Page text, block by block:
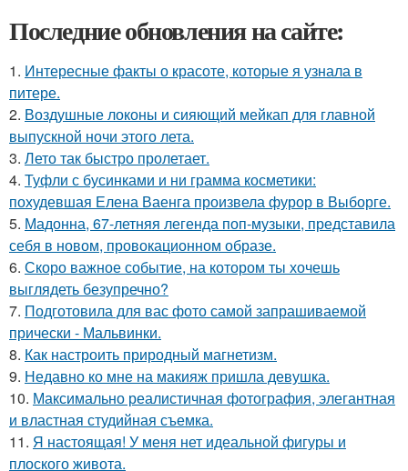
Последние обновления на сайте:
1. Интересные факты о красоте, которые я узнала в
питере.
2. Воздушные локоны и сияющий мейкап для главной
выпускной ночи этого лета.
3. Лето так быстро пролетает.
4. Туфли с бусинками и ни грамма косметики:
похудевшая Елена Ваенга произвела фурор в Выборге.
5. Мадонна, 67-летняя легенда поп-музыки, представила
себя в новом, провокационном образе.
6. Скоро важное событие, на котором ты хочешь
выглядеть безупречно?
7. Подготовила для вас фото самой запрашиваемой
прически - Мальвинки.
8. Как настроить природный магнетизм.
9. Недавно ко мне на макияж пришла девушка.
10. Максимально реалистичная фотография, элегантная
и властная студийная съемка.
11. Я настоящая! У меня нет идеальной фигуры и
плоского живота.